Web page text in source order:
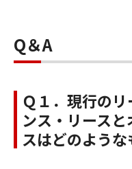
Q＆A
Ｑ１．現行の
ンス・リース
スはどのような